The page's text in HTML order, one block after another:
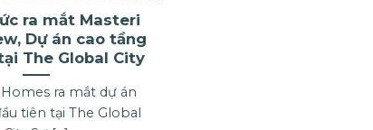
ra mắt Masteri
Dự án cao tầng
The Global City
ra mắt dự án
tiên tại The Global